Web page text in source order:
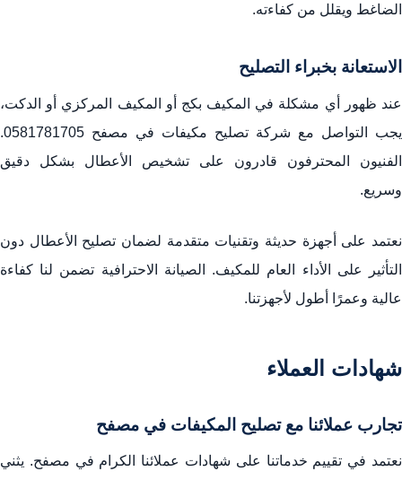
الضاغط ويقلل من كفاءته.
الاستعانة بخبراء التصليح
عند ظهور أي مشكلة في المكيف بكج أو المكيف المركزي أو الدكت،
يجب التواصل مع شركة تصليح مكيفات في مصفح 0581781705
.
الفنيون المحترفون قادرون على تشخيص الأعطال بشكل دقيق
وسريع.
نعتمد على أجهزة حديثة وتقنيات متقدمة لضمان تصليح الأعطال دون
التأثير على الأداء العام للمكيف. الصيانة الاحترافية تضمن لنا كفاءة
عالية وعمرًا أطول لأجهزتنا.
شهادات العملاء
تجارب عملائنا مع تصليح المكيفات في مصفح
نعتمد في تقييم خدماتنا على شهادات عملائنا الكرام في مصفح. يثني